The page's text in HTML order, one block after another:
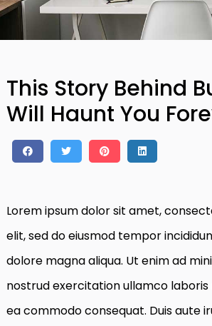
This Story Behind
Will Haunt You
Lorem ipsum dolor sit amet,
elit, sed do eiusmod tempor
dolore magna aliqua. Ut enim ad
nostrud exercitation ullamco laboris
ea commodo consequat. Duis aute